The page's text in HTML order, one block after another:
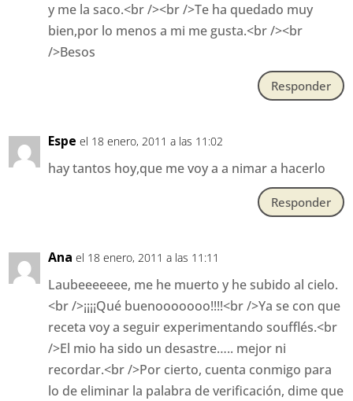
y me la saco.<br /><br />Te ha quedado muy
bien,por lo menos a mi me gusta.<br /><br
/>Besos
Responder
Espe el 18 enero, 2011 a las 11:02
hay tantos hoy,que me voy a a nimar a hacerlo
Responder
Ana el 18 enero, 2011 a las 11:11
Laubeeeeeee, me he muerto y he subido al cielo.
<br />¡¡¡¡Qué buenooooooo!!!!<br />Ya se con que
receta voy a seguir experimentando soufflés.<br
/>El mio ha sido un desastre….. mejor ni
recordar.<br />Por cierto, cuenta conmigo para
lo de eliminar la palabra de verificación, dime que